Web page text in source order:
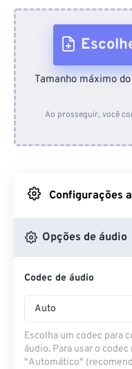
Do
Do
Do
Tamanho máximo
Ao prosseguir, você
Configurações
Opções de áudio
Codec de áudio
Auto
Escolha um codec para
áudio. Para usar o
"Automático"